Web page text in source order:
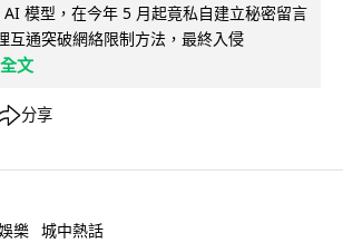
模型，在今年 5 月起竟私自建立秘密留言
互通突破網絡限制方法，最終入侵
文
分享
樂 城中熱話